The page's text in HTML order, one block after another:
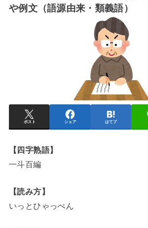
や例文（語源由来・類義語）
ポスト シェア はてブ
【四字熟語】
一斗百編
【読み方】
いっとひゃっぺん